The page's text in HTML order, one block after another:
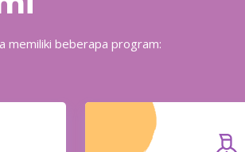
memiliki beberapa program: